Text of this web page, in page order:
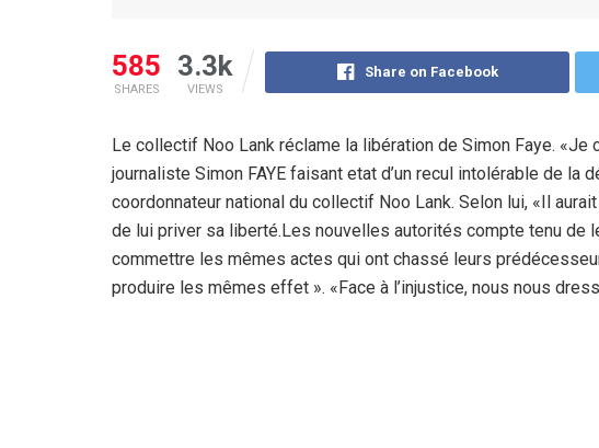
585
SHARES
3.3k
VIEWS
Share on Facebook
Le collectif Noo Lank réclame la libération de Simon Faye. «Je
journaliste Simon FAYE faisant etat d’un recul intolérable de la
coordonnateur national du collectif Noo Lank. Selon lui, «Il
de lui priver sa liberté.Les nouvelles autorités compte tenu de
commettre les mêmes actes qui ont chassé leurs
produire les mêmes effet ». «Face à l’injustice, nous nous